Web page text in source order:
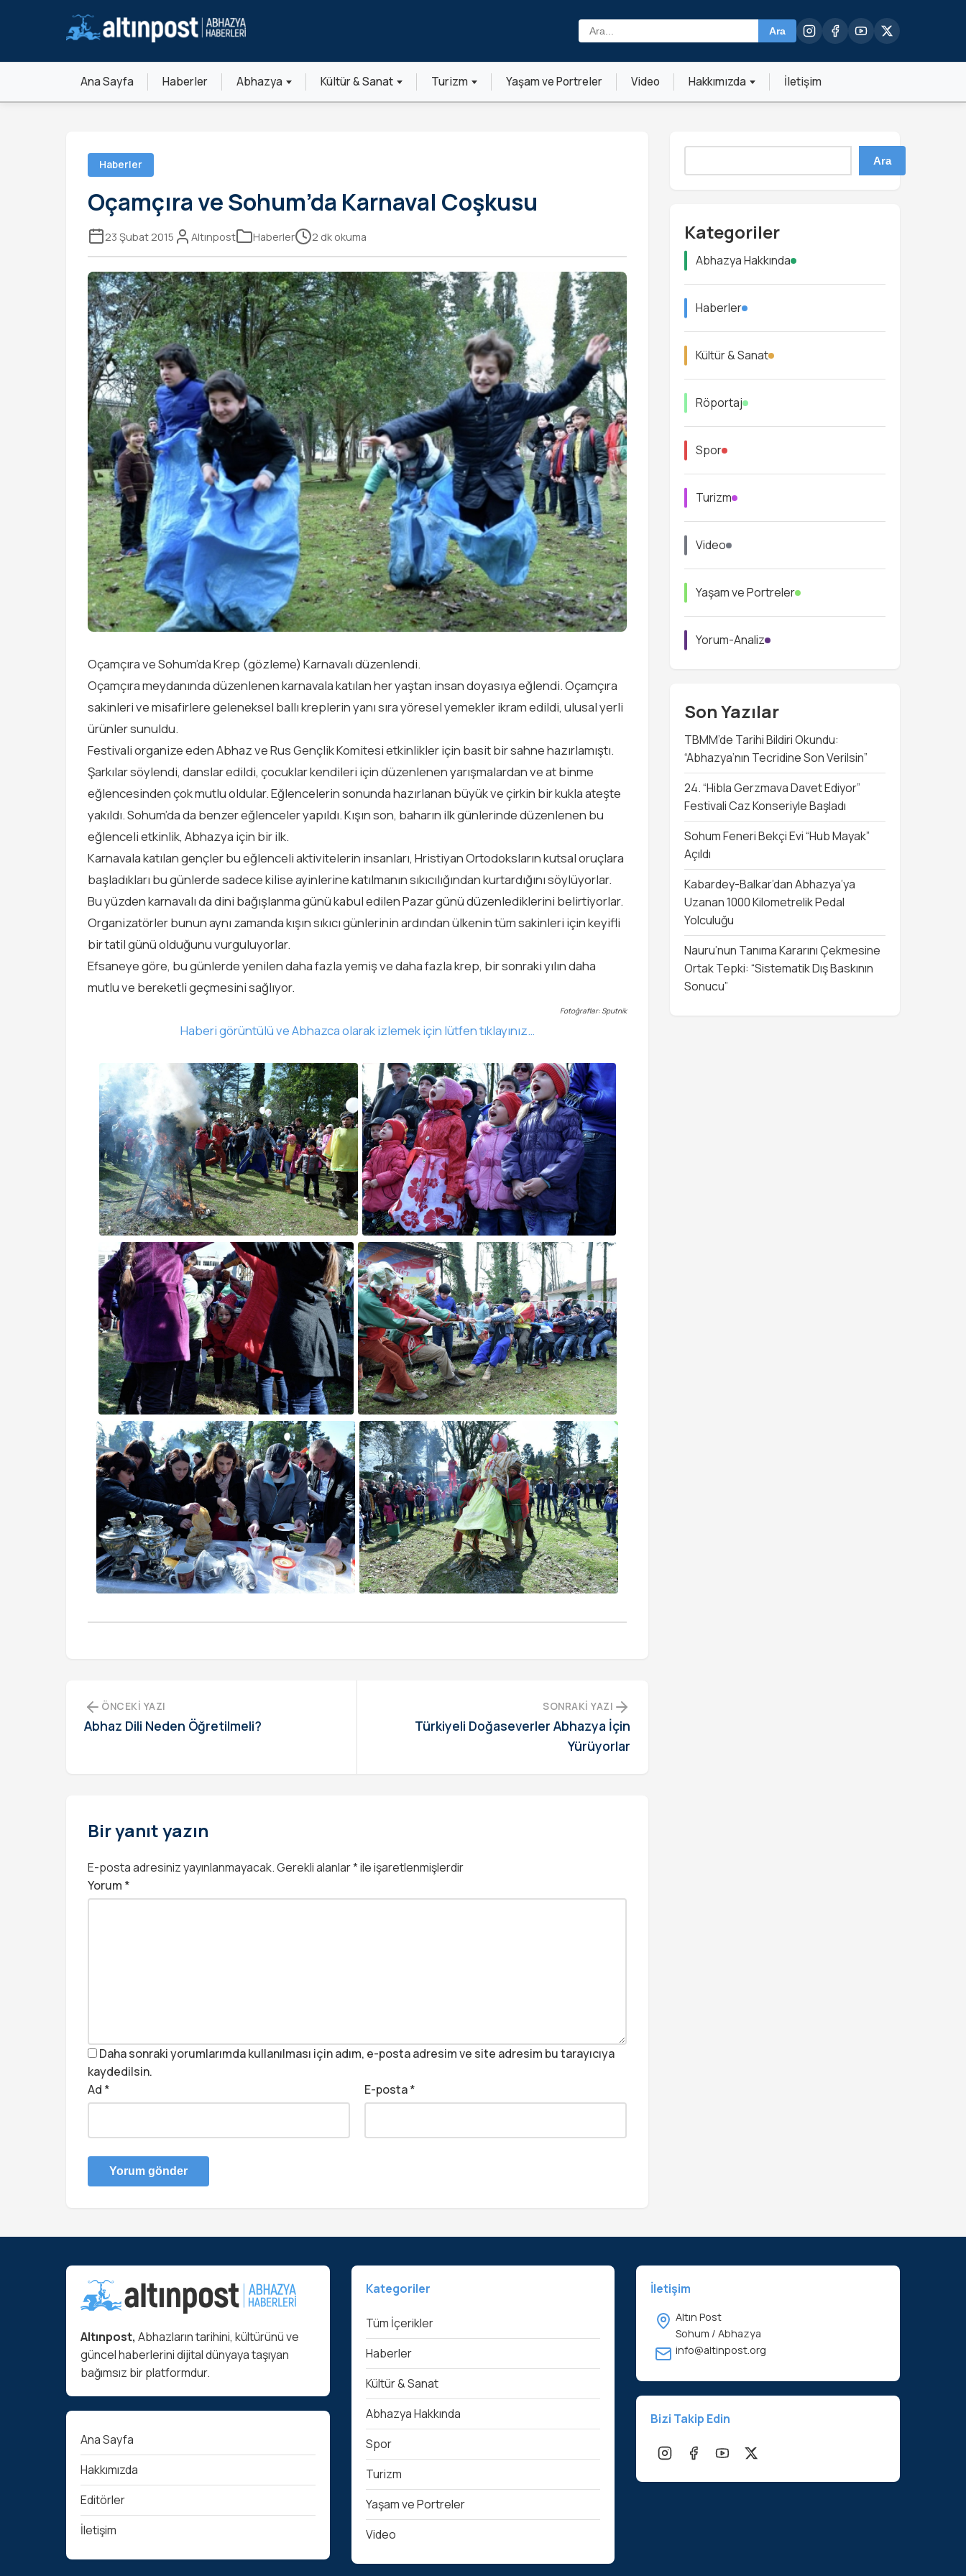
Ara: Ara
Ana Sayfa Haberler Abhazya Kültür & Sanat Turizm Yaşam ve Portreler Video Hakkımızda İletişim
Haberler
Oçamçıra ve Sohum’da Karnaval Coşkusu
23 Şubat 2015 Altınpost Haberler 2 dk okuma
Oçamçıra ve Sohum’da Krep (gözleme) Karnavalı düzenlendi.
Oçamçıra meydanında düzenlenen karnavala katılan her yaştan insan doyasıya eğlendi. Oçamçıra
sakinleri ve misafirlere geleneksel ballı kreplerin yanı sıra yöresel yemekler ikram edildi, ulusal yerli
ürünler sunuldu.
Festivali organize eden Abhaz ve Rus Gençlik Komitesi etkinlikler için basit bir sahne hazırlamıştı.
Şarkılar söylendi, danslar edildi, çocuklar kendileri için düzenlenen yarışmalardan ve at binme
eğlencesinden çok mutlu oldular. Eğlencelerin sonunda hazırlanan büyük ve çirkin bir kukla ateşte
yakıldı. Sohum’da da benzer eğlenceler yapıldı. Kışın son, baharın ilk günlerinde düzenlenen bu
eğlenceli etkinlik, Abhazya için bir ilk.
Karnavala katılan gençler bu eğlenceli aktivitelerin insanları, Hristiyan Ortodoksların kutsal oruçlara
başladıkları bu günlerde sadece kilise ayinlerine katılmanın sıkıcılığından kurtardığını söylüyorlar.
Bu yüzden karnavalı da dini bağışlanma günü kabul edilen Pazar günü düzenlediklerini belirtiyorlar.
Organizatörler bunun aynı zamanda kışın sıkıcı günlerinin ardından ülkenin tüm sakinleri için keyifli
bir tatil günü olduğunu vurguluyorlar.
Efsaneye göre, bu günlerde yenilen daha fazla yemiş ve daha fazla krep, bir sonraki yılın daha
mutlu ve bereketli geçmesini sağlıyor.
Fotoğraflar: Sputnik
Haberi görüntülü ve Abhazca olarak izlemek için lütfen tıklayınız…
ÖNCEKI YAZI
Abhaz Dili Neden Öğretilmeli?
SONRAKI YAZI
Türkiyeli Doğaseverler Abhazya İçin
Yürüyorlar
Bir yanıt yazın
E-posta adresiniz yayınlanmayacak.Gerekli alanlar*ile işaretlenmişlerdir
Yorum *
Daha sonraki yorumlarımda kullanılması için adım, e-posta adresim ve site adresim bu tarayıcıya
kaydedilsin.
Ad * E-posta*
Ara
Kategoriler
Abhazya Hakkında
Haberler
Kültür & Sanat
Röportaj
Spor
Turizm
Video
Yaşam ve Portreler
Yorum-Analiz
Son Yazılar
TBMM’de Tarihi Bildiri Okundu:
“Abhazya’nın Tecridine Son Verilsin”
24. “Hibla Gerzmava Davet Ediyor”
Festivali Caz Konseriyle Başladı
Sohum Feneri Bekçi Evi “Hub Mayak”
Açıldı
Kabardey-Balkar’dan Abhazya’ya
Uzanan 1000 Kilometrelik Pedal
Yolculuğu
Nauru’nun Tanıma Kararını Çekmesine
Ortak Tepki: “Sistematik Dış Baskının
Sonucu”
Altınpost, Abhazların tarihini, kültürünü ve
güncel haberlerini dijital dünyaya taşıyan
bağımsız bir platformdur.
Ana Sayfa
Hakkımızda
Editörler
İletişim
Kategoriler
Tüm İçerikler
Haberler
Kültür & Sanat
Abhazya Hakkında
Spor
Turizm
Yaşam ve Portreler
Video
İletişim
Altın Post
Sohum / Abhazya
info@altinpost.org
Bizi Takip Edin